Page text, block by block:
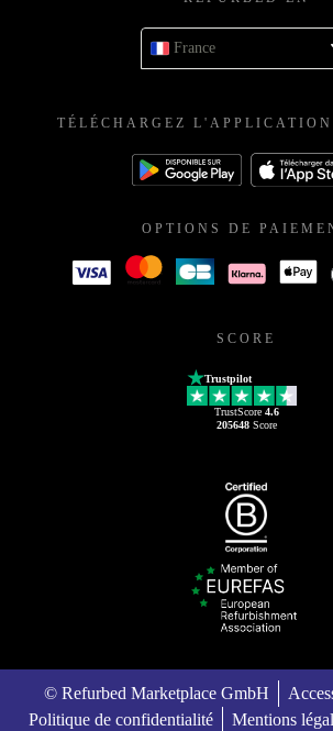
France
TÉLÉCHARGEZ L'APPLICATION
OPTIONS DE
SCORE
Trustpilot
TrustScore 4.6
205648Score
© Refurbed Marketplace GmbH
Politique de confidentialité
Mentions